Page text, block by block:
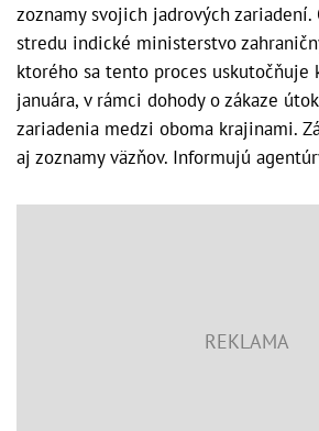
zoznamy svojich jadrových
stredu indické ministerstvo
ktorého sa tento proces uskutočňuje
januára, v rámci dohody o zákaze
zariadenia medzi oboma krajinami.
aj zoznamy väzňov. Informujú